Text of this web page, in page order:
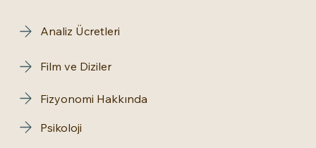
Analiz Ücretleri
Film ve Diziler
Fizyonomi Hakkında
Psikoloji